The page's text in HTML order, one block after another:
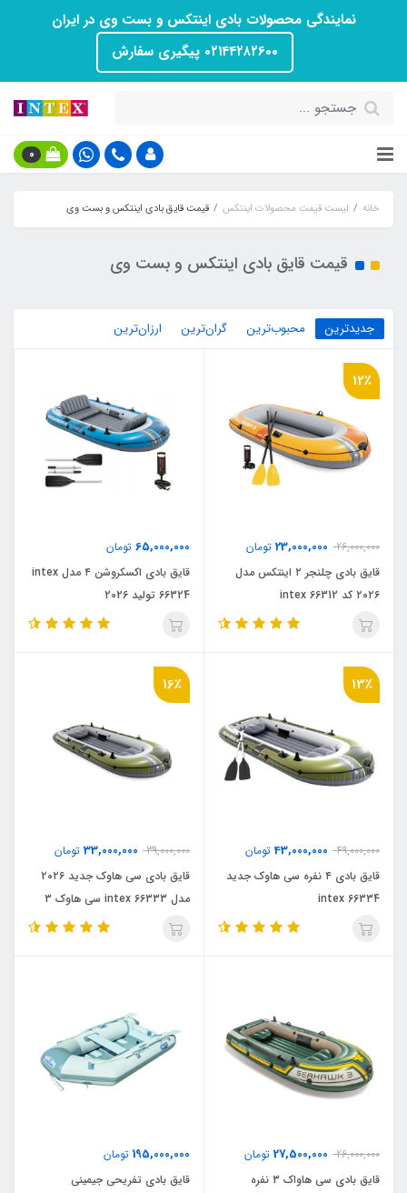
نمایندگی محصولات بادی اینتکس و بست وی در ایران
۰۲۱۴۴۲۸۲۶۰۰ پیگیری سفارش
0
خانه لیست قیمت محصولات اینتکس قیمت قایق بادی اینتکس و بست وی
قیمت قایق بادی اینتکس و بست وی
جدیدترین محبوب‌ترین گران‌ترین ارزان‌ترین
12٪
26,000,000
23,000,000 تومان
قایق بادی چلنجر ۲ اینتکس مدل
۲۰۲۶ کد intex 66312
65,000,000 تومان
قایق بادی اکسکروشن ۴ مدل intex
66324 تولید 2026
13٪
49,000,000
43,000,000تومان
قایق بادی ۴ نفره سی هاوک جدید
66334 intex
16٪
39,000,000
33,000,000 تومان
قایق بادی سی هاوک جدید ۲۰۲۶
مدل intex 66333 سی هاوک 3
26,000,000
27,500,000 تومان
قایق بادی سی هاواک 3 نفره
195,000,000 تومان
قایق بادی تفریحی جیمینی